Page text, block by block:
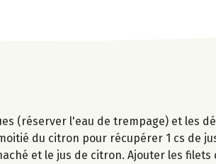
(réserver l'eau de trempage) et les
du citron pour récupérer 1 cs de
et le jus de citron. Ajouter les filets